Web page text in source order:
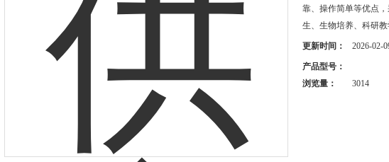
靠、操作简单等优点
生、生物培养、科研
更新时间： 2026-02-
产品型号：
浏览量：
3014